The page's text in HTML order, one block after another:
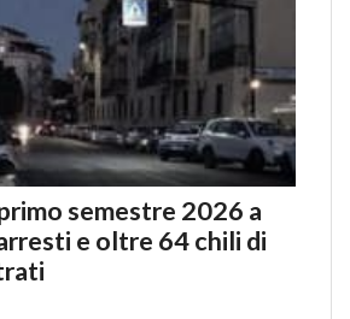
semestre 2026 a
e oltre 64 chili di